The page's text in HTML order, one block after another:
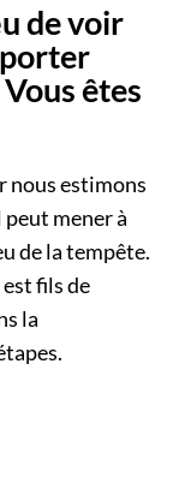
de voir
êtes
nous estimons
mener à
de la tempête.
fils de
la